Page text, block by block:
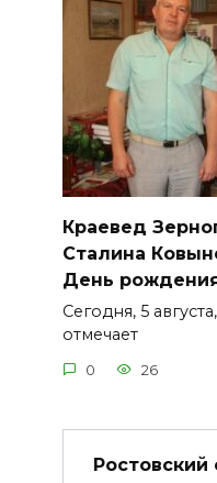
Краевед
Сталина
День
Сегодня, 5
отмечает
0 26
Ростовский